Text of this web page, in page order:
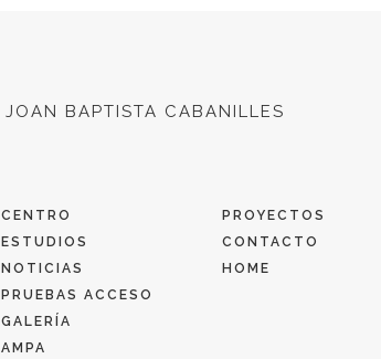
JOAN BAPTISTA CABANILLES
CENTRO
ESTUDIOS
NOTICIAS
PRUEBAS ACCESO
GALERÍA
AMPA
PROYECTOS
CONTACTO
HOME